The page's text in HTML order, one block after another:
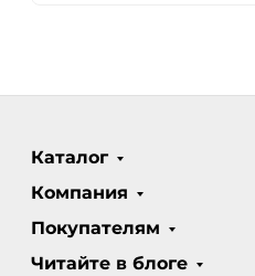
Каталог
Компания
Покупателям
Читайте в блоге